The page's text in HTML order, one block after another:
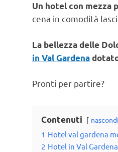
Un hotel con mezza
cena in comodità
La bellezza delle
in Val Gardena
Pronti per partire?
Contenuti nascondi
1 Hotel val gardena
2 Hotel in Val